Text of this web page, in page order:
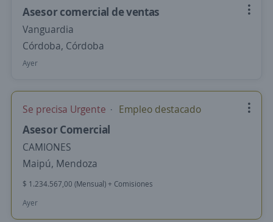
Asesor comercial de ventas
Vanguardia
Córdoba, Córdoba
Ayer
Se precisa Urgente Empleo destacado
Asesor Comercial
CAMIONES
Maipú, Mendoza
$ 1.234.567,00 (Mensual) + Comisiones
Ayer